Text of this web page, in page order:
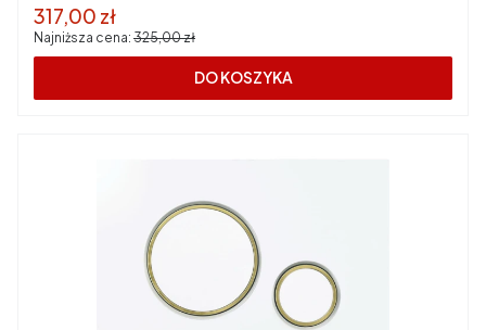
Cena promocyjna
317,00 zł
Najniższa cena: 325,00 zł
DO KOSZYKA